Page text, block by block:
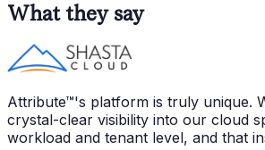
What they say
Attribute™'s platform is truly unique.
crystal-clear visibility into our cloud
workload and tenant level, and that